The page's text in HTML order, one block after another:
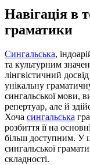
Навігація в
граматики
Сингальська,
та культурним
лінгвістичний
унікальну
сингальської мови,
репертуар, але й
Хоча сингальська
розбиття її на
більш доступним. У
сингальської
складності.